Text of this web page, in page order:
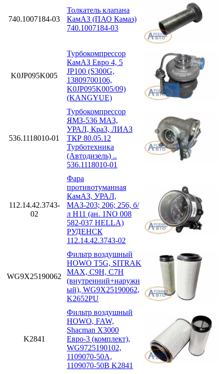
740.1007184-03
Толкатель клапана
КамАЗ (ПАО Камаз)
740.1007184-03
K0JP095K005
Турбокомпрессор
КамАЗ Евро 4, 5
JP100 (S300G,
13809700106,
K0JP095K005/09)
(KANGYUE)
536.1118010-01
Турбокомпрессор
ЯМЗ-536 МАЗ,
УРАЛ, КраЗ, ЛИАЗ
ТКР 80.05.12
Турботехника
(Автодизель) ..
536.1118010-01
112.14.42.3743-
02
Фара
противотуманная
КамАЗ, УРАЛ,
МАЗ-203; 206; 256, б/
л H11 (ан. 1NO 008
582-037 HELLA)
РУДЕНСК
112.14.42.3743-02
WG9X25190062
Фильтр воздушный
HOWO T5G, SITRAK
MAX, C9H, C7H
(внутренний+наружн
ый), WG9X25190062,
K2652PU
K2841
Фильтр воздушный
HOWO, FAW,
Shacman X3000
Евро-3 (комплект),
WG9725190102,
1109070-50A,
1109070-50B K2841